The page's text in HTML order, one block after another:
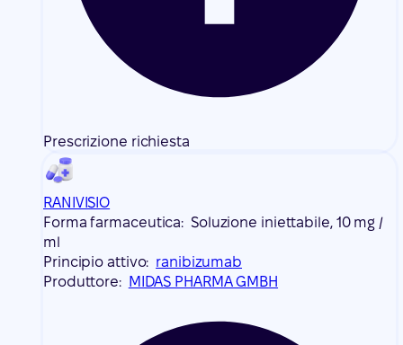
Prescrizione richiesta
RANIVISIO
Forma farmaceutica: Soluzione iniettabile, 10 mg /
ml
Principio attivo: ranibizumab
Produttore: MIDAS PHARMA GMBH